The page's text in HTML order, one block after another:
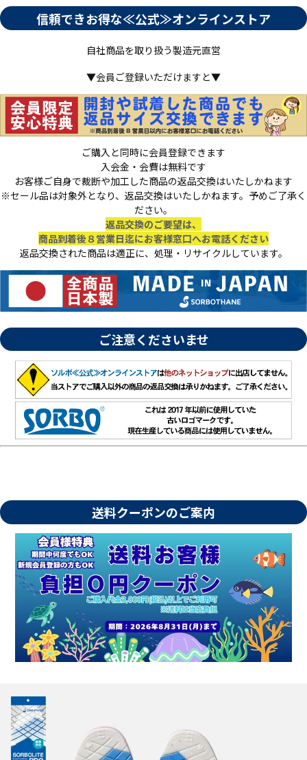
信頼できお得な≪公式≫オンラインストア
自社商品を取り扱う製造元直営
▼会員ご登録いただけますと▼
ご購入と同時に会員登録できます
入会金・会費は無料です
お客様ご自身で裁断や加工した商品の返品交換はいたしかねます
※セール品は対象外となり、返品交換はいたしかねます。予めご了承く
ださい。
返品交換のご要望は、
商品到着後８営業日迄にお客様窓口へお電話ください
返品交換された商品は適正に、処理・リサイクルしています。
ご注意くださいませ
送料クーポンのご案内